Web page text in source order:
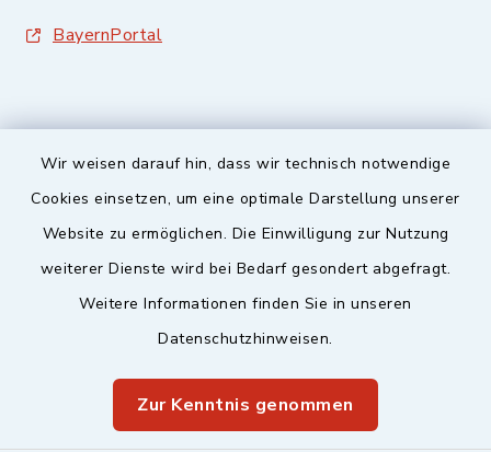
Wir weisen darauf hin, dass wir technisch notwendige
Cookies einsetzen, um eine optimale Darstellung unserer
Website zu ermöglichen. Die Einwilligung zur Nutzung
weiterer Dienste wird bei Bedarf gesondert abgefragt.
Weitere Informationen finden Sie in unseren
Datenschutzhinweisen.
Zur Kenntnis genommen
BayernPortal
Sicherer Kontakt
Datenschutz